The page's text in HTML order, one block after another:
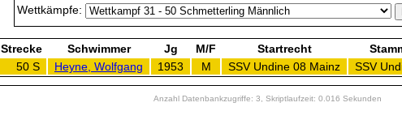
Wettkämpfe:
Strecke Schwimmer Jg M/F Startrecht
50 S Heyne, Wolfgang 1953 M SSV Undine 08 Mainz SSV
Anzahl Datenbankzugriffe: 3, Skriptlaufzeit: 0.016 Sekunden